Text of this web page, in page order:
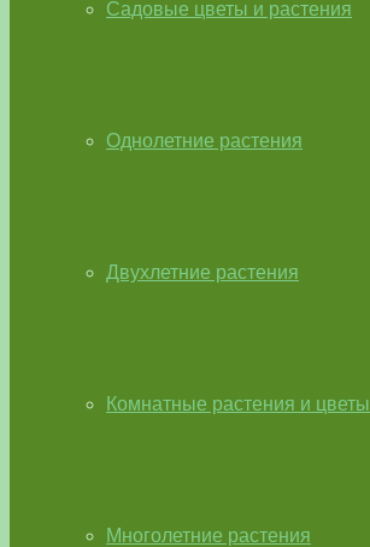
Садовые цветы и растения
Однолетние растения
Двухлетние растения
Комнатные растения и цветы
Многолетние растения